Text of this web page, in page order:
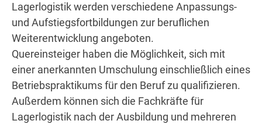
Lagerlogistik werden verschiedene Anpassungs-
und Aufstiegsfortbildungen zur beruflichen
Weiterentwicklung angeboten.
Quereinsteiger haben die Möglichkeit, sich mit
einer anerkannten Umschulung einschließlich eines
Betriebspraktikums für den Beruf zu qualifizieren.
Außerdem können sich die Fachkräfte für
Lagerlogistik nach der Ausbildung und mehreren